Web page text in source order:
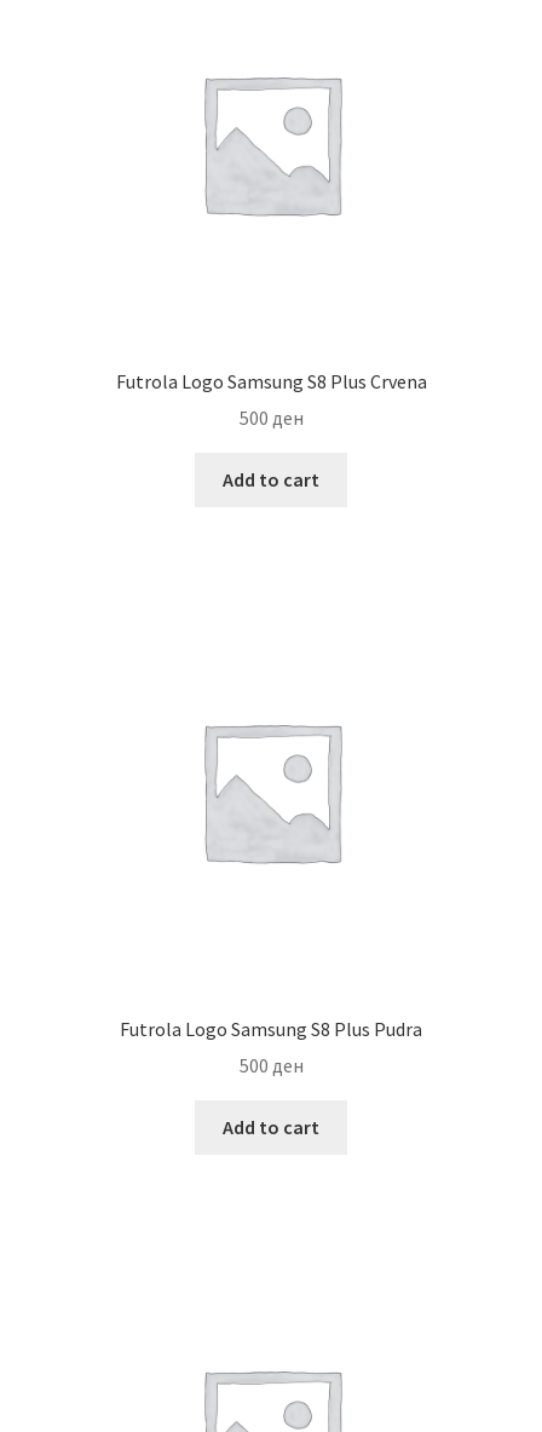
Futrola Logo Samsung S8 Plus Crvena
500 ден
Add to cart
Futrola Logo Samsung S8 Plus Pudra
500 ден
Add to cart